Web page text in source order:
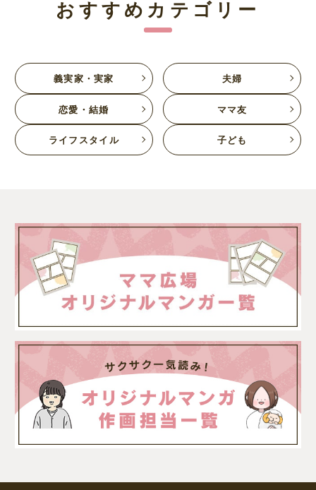
おすすめカテゴリー
義実家・実家 夫婦
恋愛・結婚 ママ友
ライフスタイル 子ども